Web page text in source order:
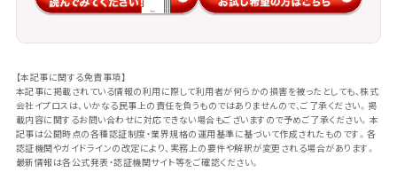
【本記事に関する免責事項】
本記事に掲載されている情報の利用に際して利用者が何らかの損害を被ったとしても、株式
会社イプロスは、いかなる民事上の責任を負うものではありませんので、ご了承ください。掲
載内容に関するお問い合わせに対応できない場合もございますので予めご了承ください。本
記事は公開時点の各種認証制度・業界規格の運用基準に基づいて作成されたものです。各
認証機関やガイドラインの改定により、実務上の要件や解釈が変更される場合があります。
最新情報は各公式発表・認証機関サイト等をご確認ください。